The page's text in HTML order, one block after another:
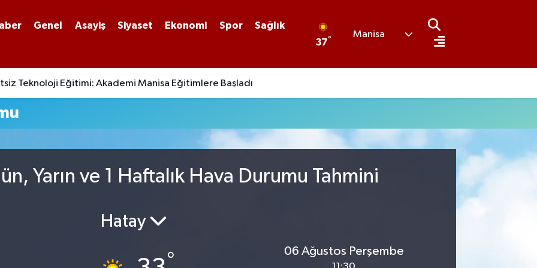
Genel Asayiş Siyaset Ekonomi Spor
Sağlık
37°
Manisa
Teknoloji Eğitimi: Akademi Manisa Eğitimlere Başladı
Yarın ve 1 Haftalık Hava Durumu Tahmini
Hatay
°
06 Ağustos Perşembe